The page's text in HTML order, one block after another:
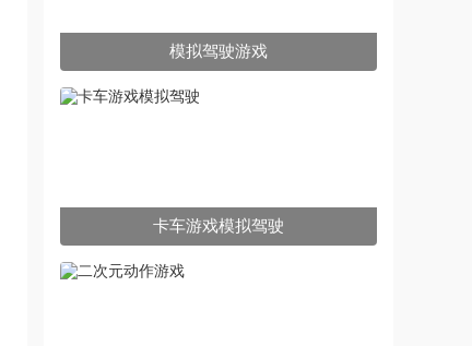
模拟驾驶游戏
卡车游戏模拟驾驶